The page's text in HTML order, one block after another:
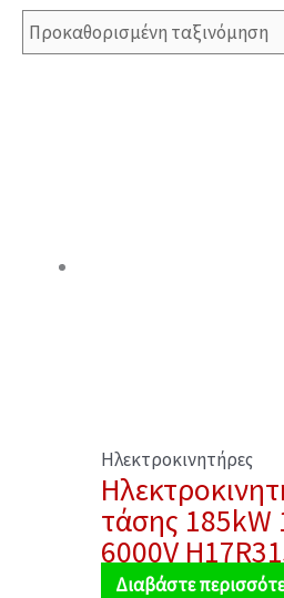
Ηλεκτροκινητήρες
τάσης 185kW
6000V
Διαβάστε